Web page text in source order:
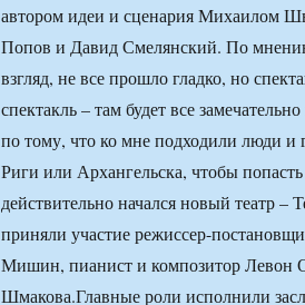
автором идеи и сценария Михаилом
Попов и Давид Смелянский. По
взгляд, не все прошло гладко, но
спектакль – там будет все
по тому, что ко мне подходили люди и
Риги или Архангельска, чтобы
действительно начался новый театр –
приняли участие режиссер-
Мишин, пианист и композитор Левон
Шмакова.Главные роли исполнили